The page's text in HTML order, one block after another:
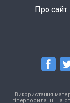
Про сайт
Використання
гіперпосиланні на